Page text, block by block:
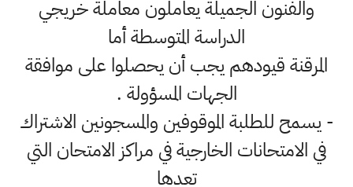
والفنون الجميلة يعاملون معاملة خريجي
الدراسة المتوسطة أما
المرقنة قيودهم يجب أن يحصلوا على موافقة
الجهات المسؤولة .
- يسمح للطلبة الموقوفين والمسجونين الاشتراك
في الامتحانات الخارجية في مراكز الامتحان التي
تعدها